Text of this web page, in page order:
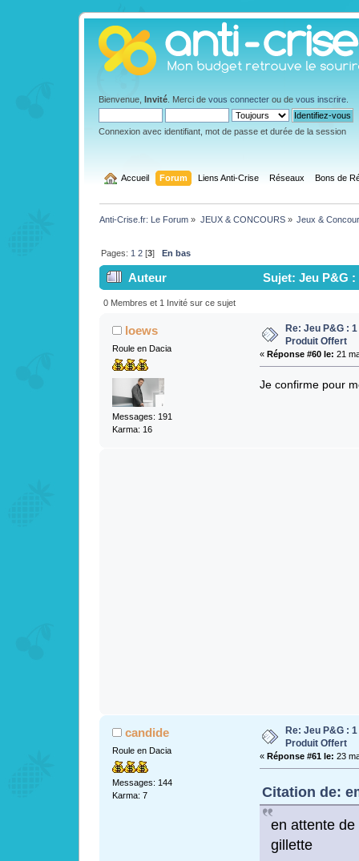
Bienvenue, Invité . Merci de vous connecter ou de vous inscrire
Connexion avec identifiant, mot de passe et durée de la session
Accueil Forum Liens Anti-Crise Réseaux Bons de
Anti-Crise.fr: Le Forum » JEUX & CONCOURS» Jeux &
Pages: 1 2 [3]En bas
Auteur Sujet: Jeu P&G
0 Membres et 1 Invité sur ce sujet
loews
Roule en Dacia
Messages: 191
Karma: 16
Re: Jeu P&G :
Produit Offert
« Réponse #60 le: 21
Je confirme pour
candide
Roule en Dacia
Messages: 144
Karma: 7
Re: Jeu P&G :
Produit Offert
« Réponse #61 le: 23
Citation de:
en attente
gillette